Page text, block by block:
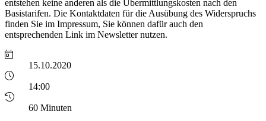
entstehen keine anderen als die Übermittlungskosten nach den
Basistarifen. Die Kontaktdaten für die Ausübung des Widerspruchs
finden Sie im Impressum, Sie können dafür auch den
entsprechenden Link im Newsletter nutzen.
15.10.2020
14:00
60 Minuten